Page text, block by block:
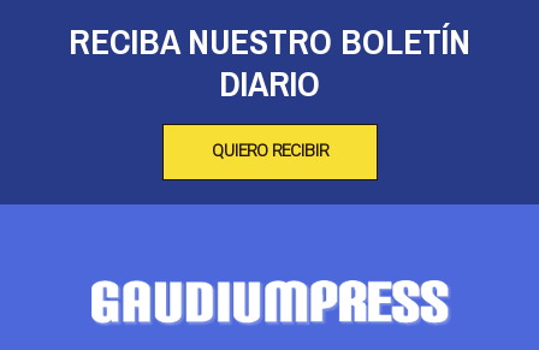
RECIBA NUESTRO BOLETÍN
DIARIO
QUIERO RECIBIR